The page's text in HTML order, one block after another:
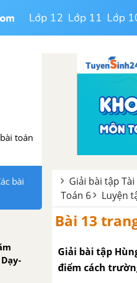
Lớp 12 Lớp 11 Lớp
toán
bài
Giải bài tập
Toán 6
Luyện
Bài 13
Giải bài tập
điểm cách